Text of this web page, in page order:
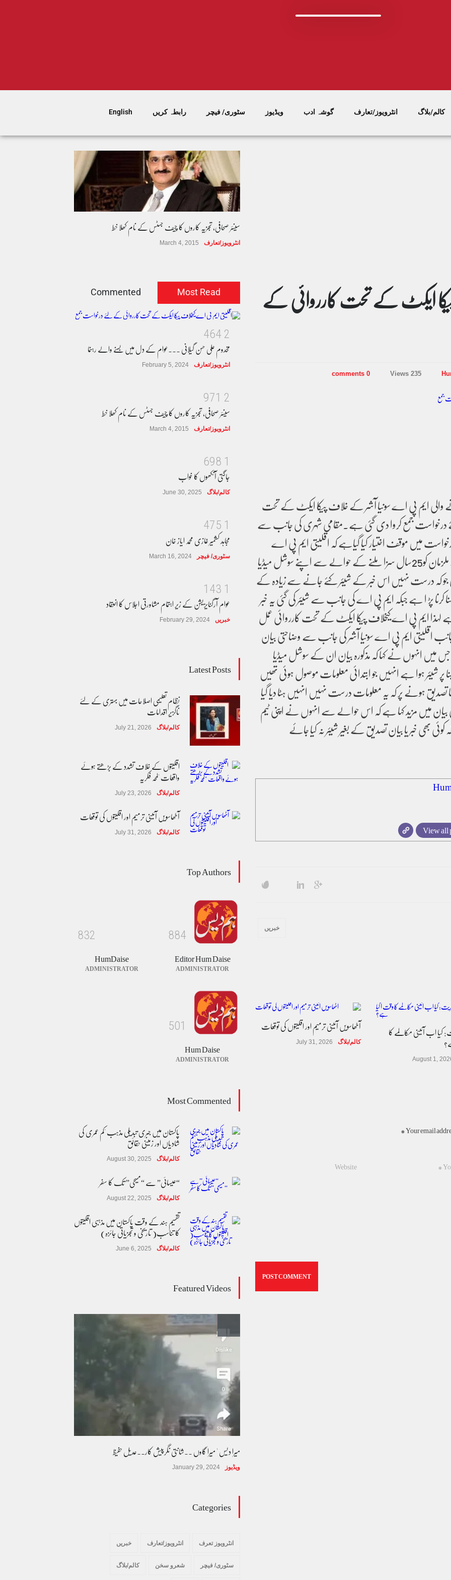
کالم/بلاگ انٹرویوز/تعارف گوشہ ادب ویڈیوز سٹوری/ فیچر رابطہ کریں English
سینئر صحافی، تجزیہ کاروں کا چیف جسٹس کے نام کھلا خط
انٹرویوز/تعارف March 4, 2015
ایکٹ کے تحت کارروائی کے
235 Views
0 comments
والی ایم پی اے سونیا آشر کے خلاف پیکا ایکٹ کے تحت
جمع کروا دی گئی ہے۔مقامی شہری کی جانب سے
میں موقف اختیار کیا گیاہے کہ اقلیتی ایم پی اے
زیادتی کا شکار ایک بچی کے ملزمان کو25سال سزا ملنے کے حوالے سے اپنے سوشل میڈیا
جو کہ درست نہیں اس خبر کے شیئر کئے جانے سے زیادہ کے
کرنا پڑ ا ہے جبکہ ایم پی اے کی جانب سے شیئر کی گئی یہ خبر
ہے لہذا ایم پی اے کیخلاف پیکا ایکٹ کے تحت کارروائی عمل
اقلیتی ایم پی اے سونیا آشر کی جانب سے وضاحتی بیان
میں انہوں نے کہا کہ مذکورہ بیان ان کے سوشل میڈیا
شیئر ہوا ہے انہیں جو ابتدائی معلومات موصول ہوئی تھیں
تصدیق ہونے پر کہ یہ معلومات درست نہیں انہیں ہٹا دیا گیا
میں مزید کہا ہے کہ اس حوالے سے انہوں نے اپنی ٹیم
بھی خبر یا بیان تصدیق کے بغیر شیئر نہ کیا جائے
View all
خبریں
آٹھاسویں آئینی ترمیم اور اقلیتوں کی توقعات
کالم/بلاگ July 31, 2026 اب آئینی مکالمے کا
August 1,
Your email
Most Read
Commented
2
4
6
4
مخدوم علی حسن گیلانی ۔۔۔عوام کے دل میں بسنے والے رہنما
انٹرویوز/تعارف February 5, 2024
2
1
7
9
سینئر صحافی، تجزیہ کاروں کا چیف جسٹس کے نام کھلا خط
انٹرویوز/تعارف March 4, 2015
1
8
9
6
جاگتی آنکھوں کا خواب
کالم/بلاگ June 30, 2025
1
5
7
4
مجاہد کشمیر غازی محمد ایاز خان
سٹوری/ فیچر March 16, 2024
1
3
4
1
عوام آرگنایزیشن کے زیر اہتمام مشاورتی اجلاس کا انعقاد
خبریں February 29, 2024
Latest Posts
نظام تعلیمی اصلاحات میں بہتری کے لئے
ناگزیر اقدامات
کالم/بلاگ July 21, 2026
اقلیتوں کے خلاف تشدد کے بڑھتے ہوئے
واقعات 'لمحہ فکریہ
کالم/بلاگ July 23, 2026
آٹھاسویں آئینی ترمیم اور اقلیتوں کی توقعات
کالم/بلاگ July 31, 2026
خبریں
Top Authors
4
8
8
Editor Hum Daise
ADMINISTRATOR
2
3
8
HumDaise
ADMINISTRATOR
1
0
5
Hum Daise
ADMINISTRATOR
Most Commented
پاکستان میں جبری تبدیلی مذہب 'کم عمری کی
شادیاں اور زمینی حقائق
کالم/بلاگ August 30, 2025
“عیسائی” سے “مسیحی” تک کا سفر
کالم/بلاگ August 22, 2025
تقسیم ہند کے وقت پاکستان میں مذہبی اقلیتوں
کا تناسب( تاریخی و تجزیاتی جائزہ)
کالم/بلاگ June 6, 2025
بیٹیاں
پسند کی شادیوں کا بڑھتا ہوا رجحان اور راولپنڈی
کی یوسیز میں اندارج پر پابندی ایک نیا تنازعہ
کالم/بلاگ October 14, 2025
Featured Videos
میرا دیس ' میرا گاوں ۔۔شانتی نگرپیش کار۔۔عدیل حفیظ
ویڈیوز January 29, 2024
Categories
انٹرویوز تعرف انٹرویوز/تعارف خبریں
سٹوری/ فیچر شعرو سخن کالم/بلاگ